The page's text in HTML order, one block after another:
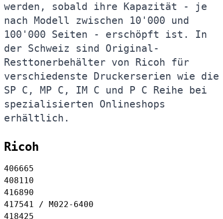
werden, sobald ihre Kapazität - je
nach Modell zwischen 10'000 und
100'000 Seiten - erschöpft ist. In
der Schweiz sind Original-
Resttonerbehälter von Ricoh für
verschiedenste Druckerserien wie die
SP C, MP C, IM C und P C Reihe bei
spezialisierten Onlineshops
erhältlich.
Ricoh
406665
408110
416890
417541 / M022-6400
418425